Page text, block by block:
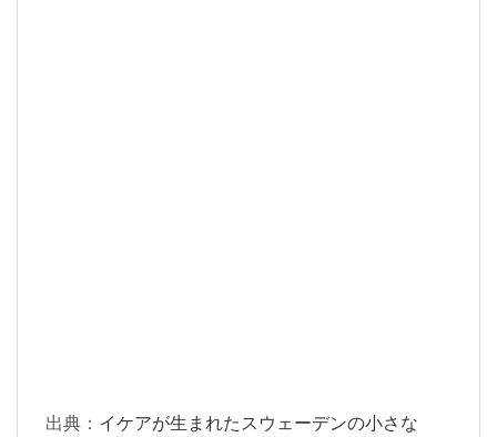
出典： イケアが生まれたスウェーデンの小さな